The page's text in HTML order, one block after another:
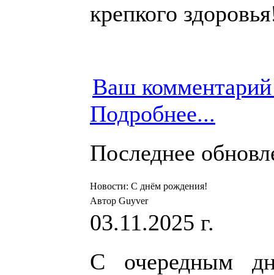
крепкого
Ваш
Подробнее...
Последнее
Новости: С днём рождения!
Автор Guyver
03.11.2025 г.
С очередным